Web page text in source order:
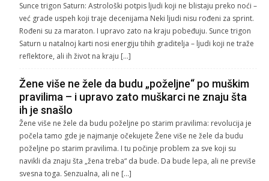
Sunce trigon Saturn: Astrološki potpis ljudi koji ne blistaju preko noći –
već grade uspeh koji traje decenijama Neki ljudi nisu rođeni za sprint.
Rođeni su za maraton. I upravo zato na kraju pobeđuju. Sunce trigon
Saturn u natalnoj karti nosi energiju tihih graditelja – ljudi koji ne traže
reflektore, ali ih život na kraju […]
Žene više ne žele da budu „poželjne“ po muškim
pravilima – i upravo zato muškarci ne znaju šta
ih je snašlo
Žene više ne žele da budu poželjne po starim pravilima: revolucija je
počela tamo gde je najmanje očekujete Žene više ne žele da budu
poželjne po starim pravilima. I tu počinje problem za sve koji su
navikli da znaju šta „žena treba“ da bude. Da bude lepa, ali ne previše
svesna toga. Senzualna, ali ne […]